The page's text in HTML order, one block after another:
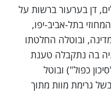
דן בערעור ברשות על
בתל-אביב-יפו,
ובוטלה החלטתו
בה נתקבלה טענת
כפול") ובוטל
גרימת מוות מתוך